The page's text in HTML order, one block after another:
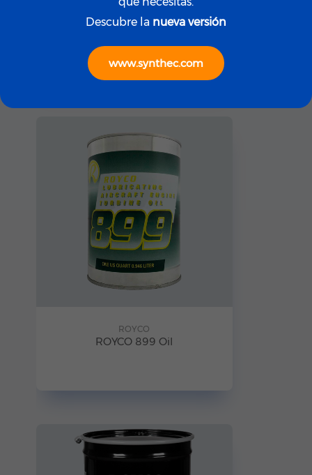
ROYCO
ROYCO
ROYCO 899 Oil
Descubre la nueva versión
www.synthec.com